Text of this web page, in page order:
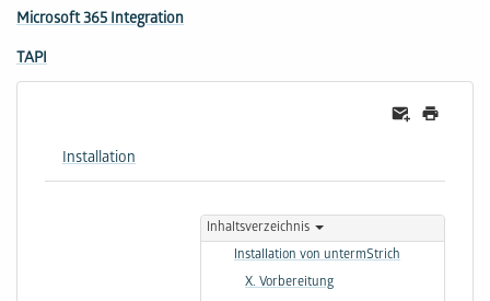
Microsoft 365 Integration
TAPI
Installation
Inhaltsverzeichnis
Installation von untermStrich
X. Vorbereitung